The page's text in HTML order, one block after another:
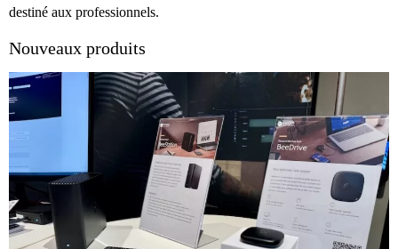
destiné aux professionnels.
Nouveaux produits